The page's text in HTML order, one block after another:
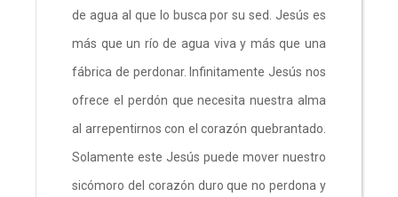
de agua al que lo busca por su sed. Jesús es
más que un río de agua viva y más que una
fábrica de perdonar. Infinitamente Jesús nos
ofrece el perdón que necesita nuestra alma
al arrepentirnos con el corazón quebrantado.
Solamente este Jesús puede mover nuestro
sicómoro del corazón duro que no perdona y